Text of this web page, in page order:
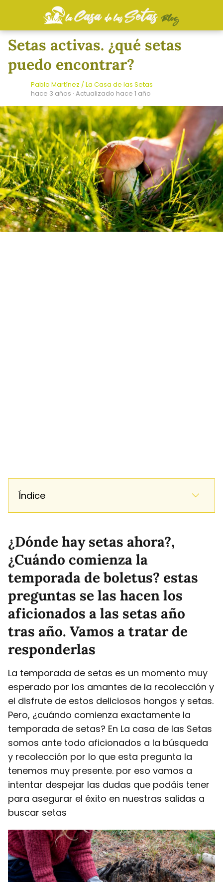
Setas activas. ¿qué setas
puedo encontrar?
Pablo Martínez / La Casa de las Setas
hace 3 años · Actualizado hace 1 año
Índice
¿Dónde hay setas ahora?,
¿Cuándo comienza la
temporada de boletus? estas
preguntas se las hacen los
aficionados a las setas año
tras año. Vamos a tratar de
responderlas
La temporada de setas es un momento muy
esperado por los amantes de la recolección y
el disfrute de estos deliciosos hongos y setas.
Pero, ¿cuándo comienza exactamente la
temporada de setas? En La casa de las Setas
somos ante todo aficionados a la búsqueda
y recolección por lo que esta pregunta la
tenemos muy presente. por eso vamos a
intentar despejar las dudas que podáis tener
para asegurar el éxito en nuestras salidas a
buscar setas